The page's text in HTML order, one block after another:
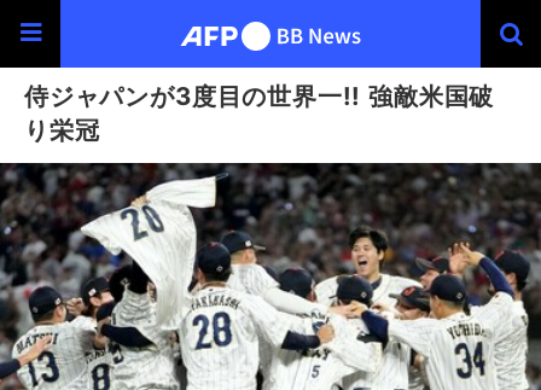
侍ジャパンが3度目の世界一!! 強敵米国破
り栄冠